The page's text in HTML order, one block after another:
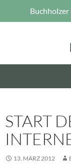
Buchholzer
START
13. MÄRZ 2012